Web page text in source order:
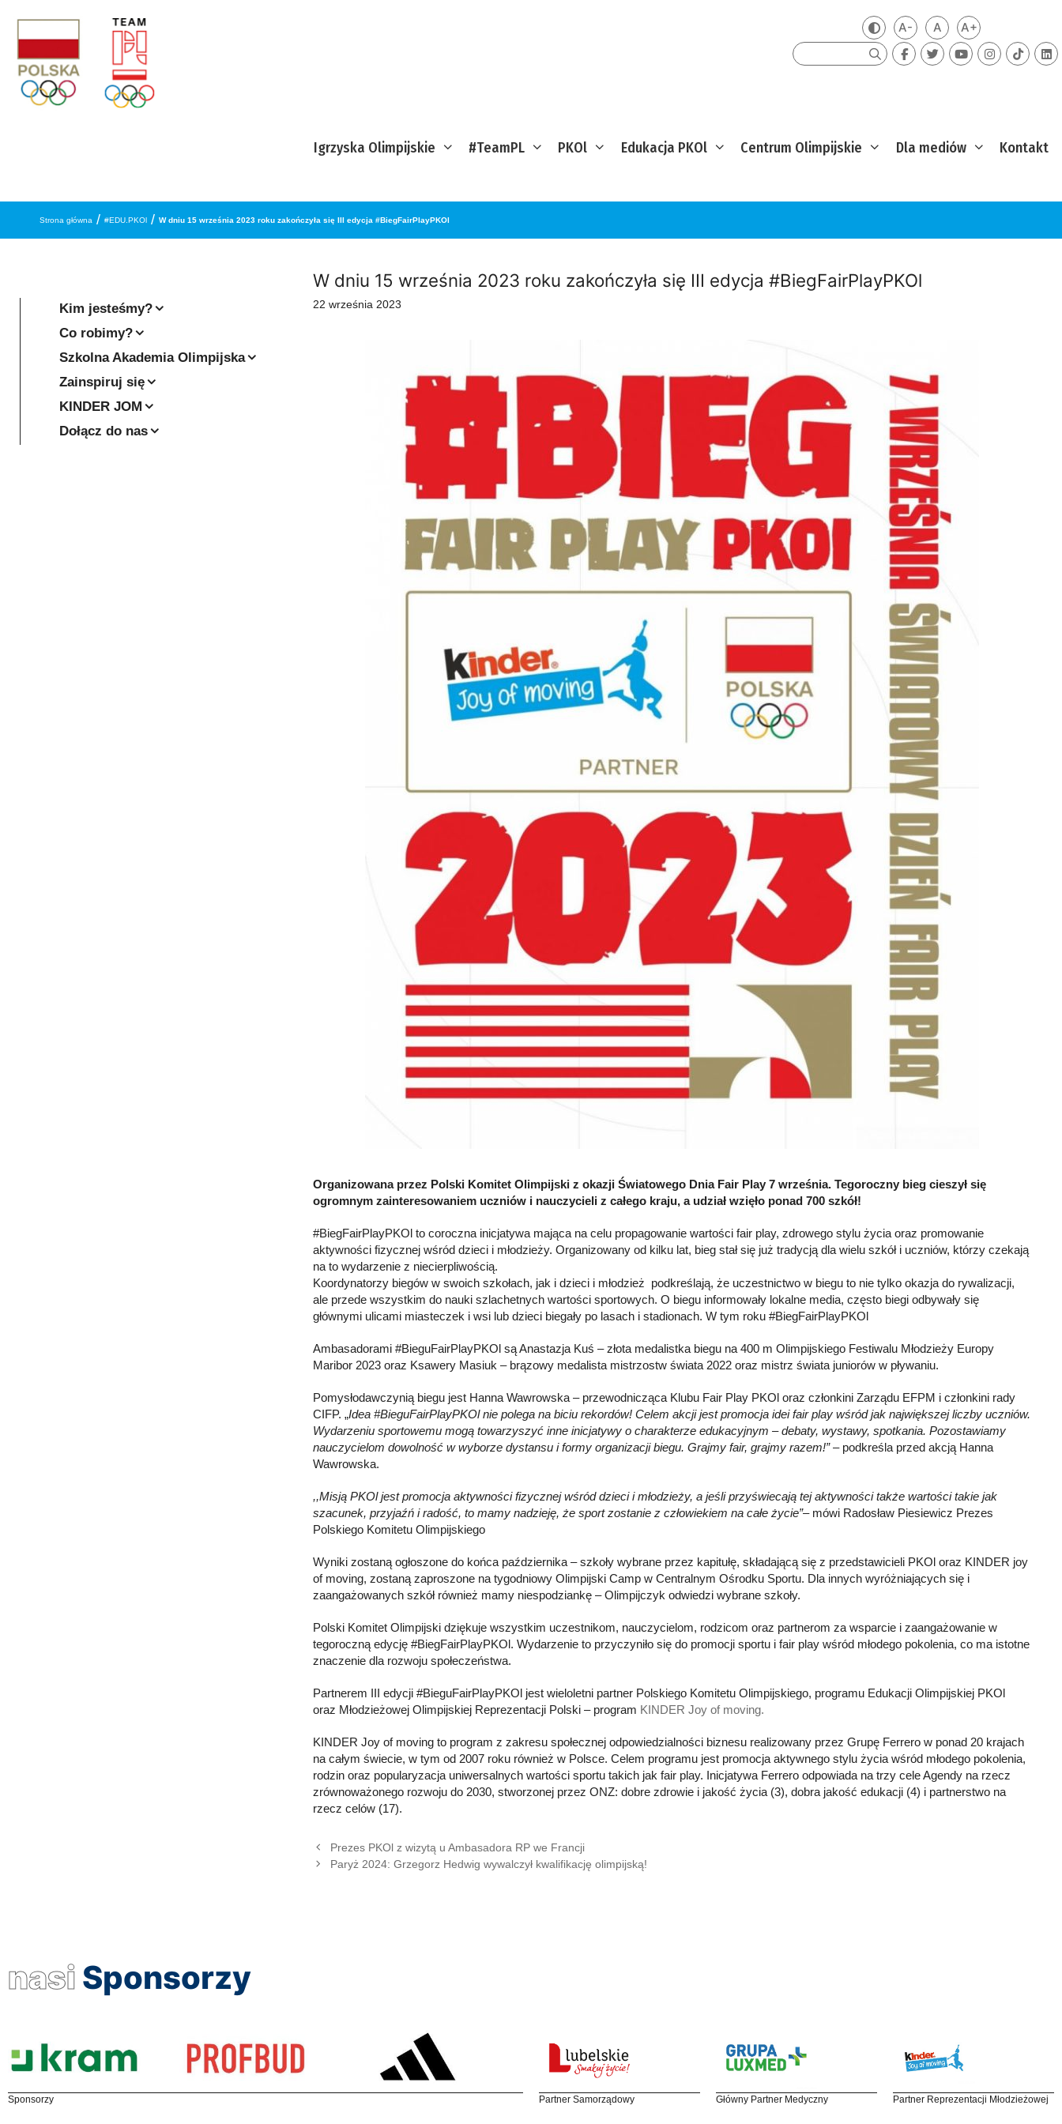
Zmień kontrast
A-Mniejsza czcionka
ADomyślna czcionka
A+Większa
Szukaj
Igrzyska Olimpijskie #TeamPL PKOl Edukacja PKOl Centrum Olimpijskie Dla mediów Kontakt
Strona główna / #EDU.PKOl / W dniu 15 września 2023 roku zakończyła się III edycja #BiegFairPlayPKOl
W dniu 15 września 2023 roku zakończyła się III edycja #BiegFairPlayPKOl
22 września 2023
Organizowana przez Polski Komitet Olimpijski z okazji Światowego Dnia Fair Play 7 września. Tegoroczny bieg cieszył się
ogromnym zainteresowaniem uczniów i nauczycieli z całego kraju, a udział wzięło ponad 700 szkół!
#BiegFairPlayPKOl to coroczna inicjatywa mająca na celu propagowanie wartości fair play, zdrowego stylu życia oraz promowanie
aktywności fizycznej wśród dzieci i młodzieży. Organizowany od kilku lat, bieg stał się już tradycją dla wielu szkół i uczniów, którzy czekają
na to wydarzenie z niecierpliwością.
Koordynatorzy biegów w swoich szkołach, jak i dzieci i młodzież podkreślają, że uczestnictwo w biegu to nie tylko okazja do rywalizacji,
ale przede wszystkim do nauki szlachetnych wartości sportowych. O biegu informowały lokalne media, często biegi odbywały się
głównymi ulicami miasteczek i wsi lub dzieci biegały po lasach i stadionach. W tym roku #BiegFairPlayPKOl
Ambasadorami #BieguFairPlayPKOl są Anastazja Kuś – złota medalistka biegu na 400 m Olimpijskiego Festiwalu Młodzieży Europy
Maribor 2023 oraz Ksawery Masiuk – brązowy medalista mistrzostw świata 2022 oraz mistrz świata juniorów w pływaniu.
Pomysłodawczynią biegu jest Hanna Wawrowska – przewodnicząca Klubu Fair Play PKOl oraz członkini Zarządu EFPM i członkini rady
CIFP. „Idea #BieguFairPlayPKOl nie polega na biciu rekordów! Celem akcji jest promocja idei fair play wśród jak największej liczby uczniów.
Wydarzeniu sportowemu mogą towarzyszyć inne inicjatywy o charakterze edukacyjnym – debaty, wystawy, spotkania. Pozostawiamy
nauczycielom dowolność w wyborze dystansu i formy organizacji biegu. Grajmy fair, grajmy razem!”– podkreśla przed akcją Hanna
Wawrowska.
,,Misją PKOl jest promocja aktywności fizycznej wśród dzieci i młodzieży, a jeśli przyświecają tej aktywności także wartości takie jak
szacunek, przyjaźń i radość, to mamy nadzieję, że sport zostanie z człowiekiem na całe życie”– mówi Radosław Piesiewicz Prezes
Polskiego Komitetu Olimpijskiego
Wyniki zostaną ogłoszone do końca października – szkoły wybrane przez kapitułę, składającą się z przedstawicieli PKOl oraz KINDER joy
of moving, zostaną zaproszone na tygodniowy Olimpijski Camp w Centralnym Ośrodku Sportu. Dla innych wyróżniających się i
zaangażowanych szkół również mamy niespodziankę – Olimpijczyk odwiedzi wybrane szkoły.
Polski Komitet Olimpijski dziękuje wszystkim uczestnikom, nauczycielom, rodzicom oraz partnerom za wsparcie i zaangażowanie w
tegoroczną edycję #BiegFairPlayPKOl. Wydarzenie to przyczyniło się do promocji sportu i fair play wśród młodego pokolenia, co ma istotne
znaczenie dla rozwoju społeczeństwa.
Partnerem III edycji #BieguFairPlayPKOl jest wieloletni partner Polskiego Komitetu Olimpijskiego, programu Edukacji Olimpijskiej PKOl
oraz Młodzieżowej Olimpijskiej Reprezentacji Polski – program KINDER Joy of moving.
KINDER Joy of moving to program z zakresu społecznej odpowiedzialności biznesu realizowany przez Grupę Ferrero w ponad 20 krajach
na całym świecie, w tym od 2007 roku również w Polsce. Celem programu jest promocja aktywnego stylu życia wśród młodego pokolenia,
rodzin oraz popularyzacja uniwersalnych wartości sportu takich jak fair play. Inicjatywa Ferrero odpowiada na trzy cele Agendy na rzecz
zrównoważonego rozwoju do 2030, stworzonej przez ONZ: dobre zdrowie i jakość życia (3), dobra jakość edukacji (4) i partnerstwo na
rzecz celów (17).
Prezes PKOl z wizytą u Ambasadora RP we Francji
Paryż 2024: Grzegorz Hedwig wywalczył kwalifikację olimpijską!
Kim jesteśmy?
Co robimy?
Szkolna Akademia Olimpijska
Zainspiruj się
KINDER JOM
Dołącz do nas
nasi Sponsorzy
Sponsorzy Partner Samorządowy Główny Partner Medyczny Partner Reprezentacji Młodzieżowej